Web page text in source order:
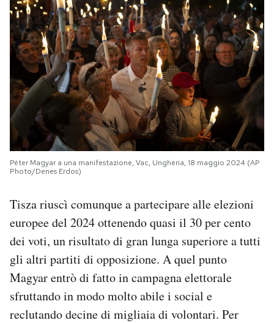
Péter Magyar a una manifestazione, Vac, Ungheria, 18 maggio 2024 (AP
Photo/Denes Erdos)
Tisza riuscì comunque a partecipare alle elezioni
europee del 2024 ottenendo quasi il 30 per cento
dei voti, un risultato di gran lunga superiore a tutti
gli altri partiti di opposizione. A quel punto
Magyar entrò di fatto in campagna elettorale
sfruttando in modo molto abile i social e
reclutando decine di migliaia di volontari. Per